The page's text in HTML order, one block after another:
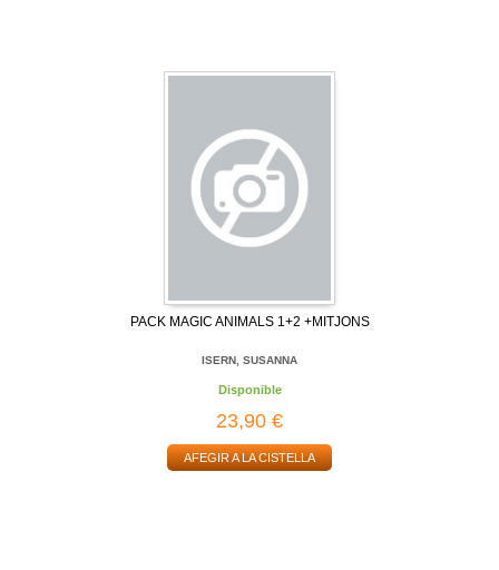
PACK MAGIC ANIMALS 1+2 +MITJONS
ISERN, SUSANNA
Disponible
23,90 €
AFEGIR A LA CISTELLA